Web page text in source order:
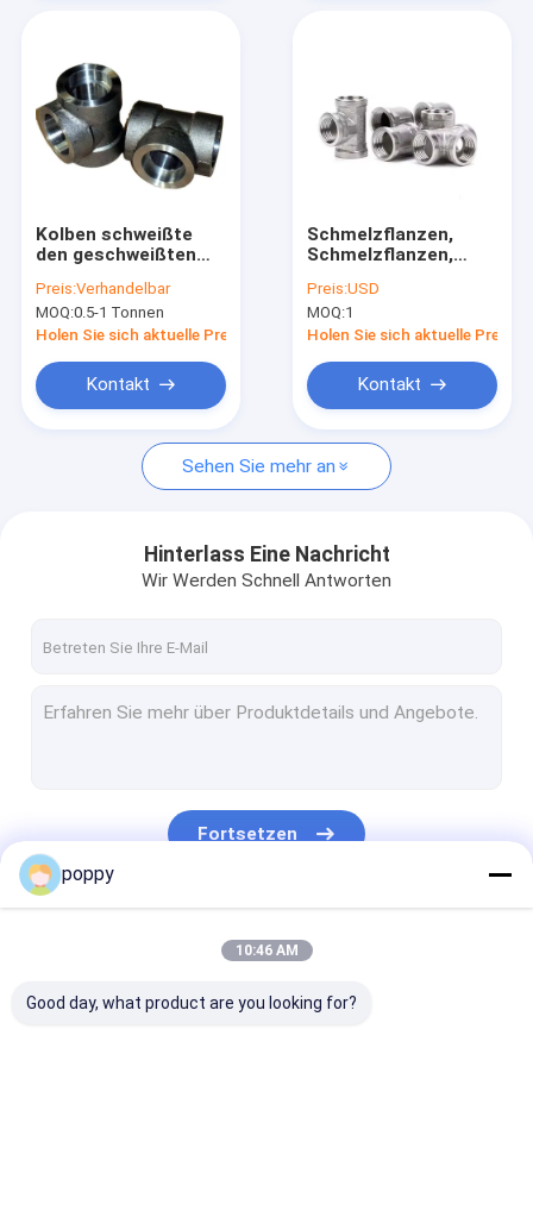
Produkte
Über uns
Fabrik-Ausflug
Nachrichten
Fordern Sie ein Zitat
Stumpfnaht Armaturen
Edelstahl-tee
Edelstahl Reduzierstück
API-Kohlenstoffstahlrohr
Nahtloses Rohr des Edelstahls
Kolben schweißte
den geschweißten
Preis:Verhandelbar
MOQ:0.5-1 Tonnen
Holen Sie sich aktuelle Preis
Kontakt
Schmelzflanzen,
Schmelzflanzen,
Schmelzflanzen,
Schmelzflanzen
Preis:USD
MOQ:1
Holen Sie sich aktuelle Preis
Kontakt
Sehen Sie mehr an
Hinterlass Eine Nachricht
Wir Werden Schnell Antworten
Fortsetzen
poppy
10:46 AM
Good day, what product are you looking for?